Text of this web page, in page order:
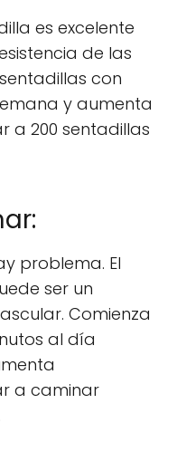
es excelente
de las
con
y aumenta
a 200 sentadillas
problema. El
ser un
Comienza
al día
a caminar